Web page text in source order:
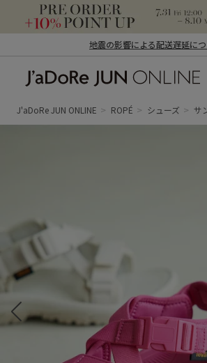
地震の影響による配送遅延に
ン オンライン）
J'aDoRe JUN ONLINE ROPÉ シューズ サ